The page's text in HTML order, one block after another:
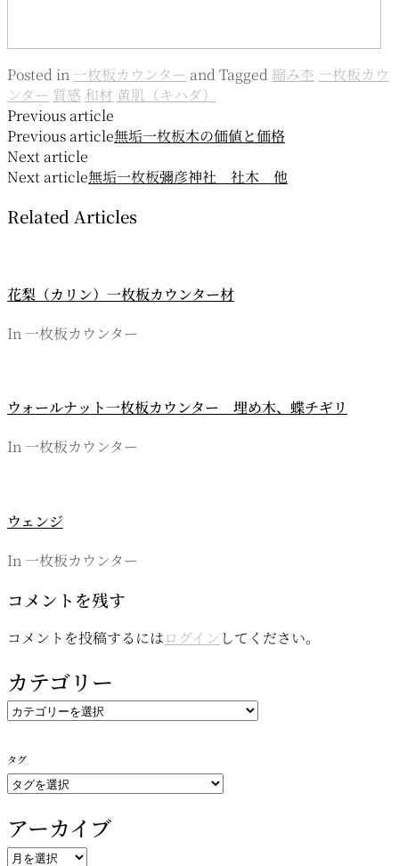
Posted in 一枚板カウンター andTagged 縮み杢 一枚板カウ
ンター 質感 和材 黄肌（キハダ）
投
稿
ナ
ビ
シ
ョ
Previous article
Previous article無垢一枚板木の価値と価格
Next article
Next article無垢一枚板彌彦神社 社木 他
Related Articles
花梨（カリン）一枚板カウンター材
In 一枚板カウンター
ウォールナット一枚板カウンター 埋め木、蝶チギリ
In 一枚板カウンター
ウェンジ
In 一枚板カウンター
コメントを残す
コメントを投稿するにはログイン してください。
カテゴリー
カ
リ
ー
タグ
アーカイブ
ア